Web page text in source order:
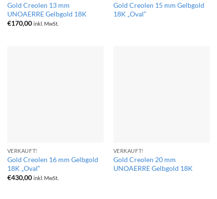
Gold Creolen 13 mm
UNOAERRE Gelbgold 18K
€170,00 inkl. MwSt.
Gold Creolen 15 mm Gelbgold
18K „Oval“
VERKAUFT!
Gold Creolen 16 mm Gelbgold
18K „Oval“
€430,00 inkl. MwSt.
VERKAUFT!
Gold Creolen 20 mm
UNOAERRE Gelbgold 18K